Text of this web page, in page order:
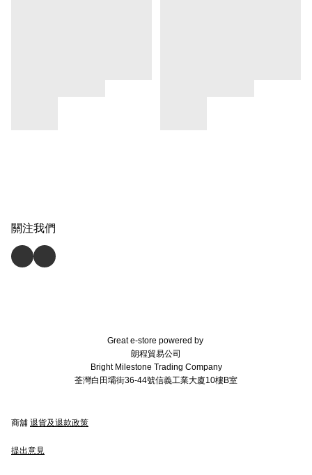
關注我們
Great e-store powered by
朗程貿易公司
Bright Milestone Trading Company
荃灣白田壩街36-44號信義工業大廈10樓B室
商舖 退貨及退款政策
提出意見